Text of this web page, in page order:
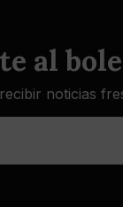
al
noticias